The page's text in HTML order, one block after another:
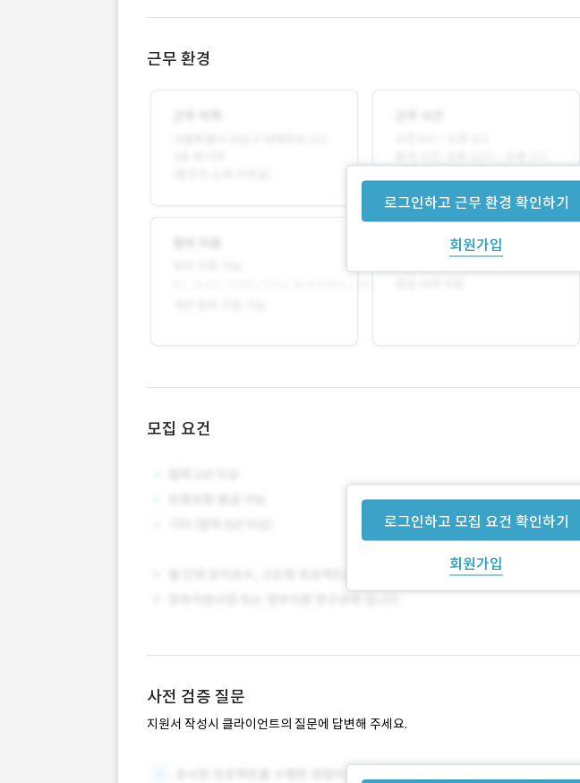
근무 환경
로그인하고 근무 환경 확인하기
회원가입
모집 요건
로그인하고 모집 요건 확인하기
회원가입
사전 검증 질문
지원서 작성시 클라이언트의 질문에 답변해 주세요.